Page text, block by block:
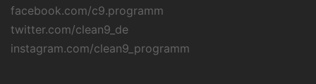
facebook.com/c9.programm
twitter.com/clean9_de
instagram.com/clean9_programm